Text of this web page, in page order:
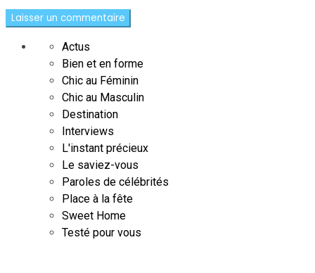
Actus
Bien et en forme
Chic au Féminin
Chic au Masculin
Destination
Interviews
L'instant précieux
Le saviez-vous
Paroles de célébrités
Place à la fête
Sweet Home
Testé pour vous